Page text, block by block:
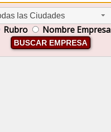
las Ciudades
Rubro Nombre Empresa
BUSCAR EMPRESA